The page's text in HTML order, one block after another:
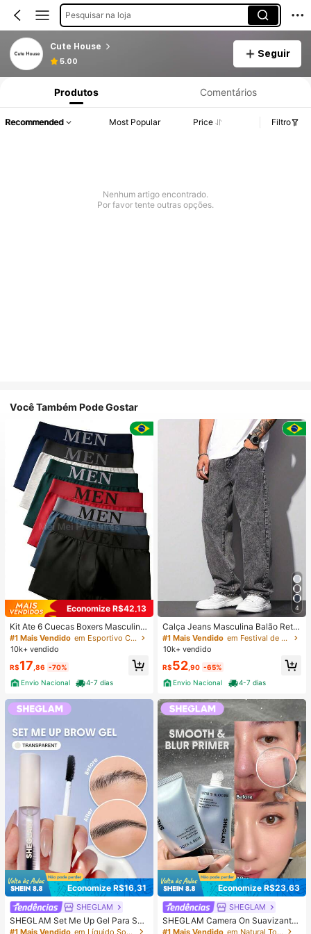
Pesquisar na loja
Cute House
5.00
Seguir
Produtos Comentários
Recommended Most Popular Price Filtro
Nenhum artigo encontrado.
Por favor tente outras opções.
Você Também Pode Gostar
Economize R$42,13
Kit Ate 6 Cuecas Boxers Masculina
Confortável Macia Cueca Adulto d
e Microfibra Cores Lisa Variadas
#1 Mais Vendido
em Esportivo Calções de banho masculinos
10k+ vendido
R$17 ,86 -70%
Envio Nacional
4-7 dias
Economize R$16,31
SHEGLAM
SHEGLAM Set Me Up Gel Para Sob
rancelhas Marca De Beleza Cosmé
#1 Mais Vendido
em Líquido Sobrancelhas
4
Calça Jeans Masculina Balão Reto
Baggy Premium Streetwear Oversiz
ed Rapper Ganga Estilo Skatista Fol
#1 Mais Vendido
em Festival de casamento Calças masculinas
10k+ vendido
R$52 ,90 -65%
Envio Nacional
4-7 dias
Economize R$23,63
SHEGLAM
SHEGLAM Camera On Suavizante
& Desfocante Primer Marca De Bel
#1 Mais Vendido
em Natural Tom